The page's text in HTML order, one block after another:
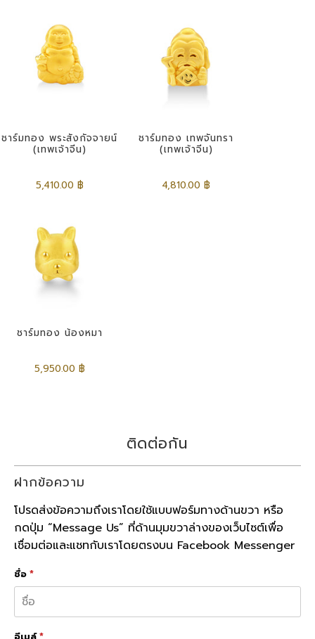
ชาร์มทอง พระสังกัจจายน์
(เทพเจ้าจีน)
5,410.00 ฿
ชาร์มทอง เทพจันทรา
(เทพเจ้าจีน)
4,810.00 ฿
ชาร์มทอง น้องหมา
5,950.00 ฿
ติดต่อกัน
ฝากข้อความ
โปรดส่งข้อความถึงเราโดยใช้แบบฟอร์มทางด้านขวา หรือ
กดปุ่ม “Message Us” ที่ด้านมุมขวาล่างของเว็บไซต์เพื่อ
เชื่อมต่อและแชทกับเราโดยตรงบน Facebook Messenger
ชื่อ *